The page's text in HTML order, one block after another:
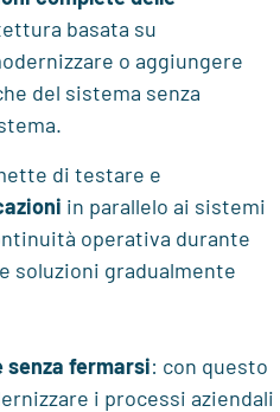
basata su
o aggiungere
del sistema senza
di testare e
in parallelo ai sistemi
operativa durante
soluzioni gradualmente
senza fermarsi: con questo
i processi aziendali